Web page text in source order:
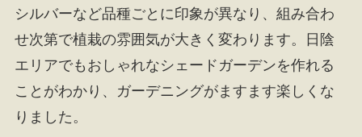
シルバーなど品種ごとに印象が異なり、組み合わ
せ次第で植栽の雰囲気が大きく変わります。日陰
エリアでもおしゃれなシェードガーデンを作れる
ことがわかり、ガーデニングがますます楽しくな
りました。